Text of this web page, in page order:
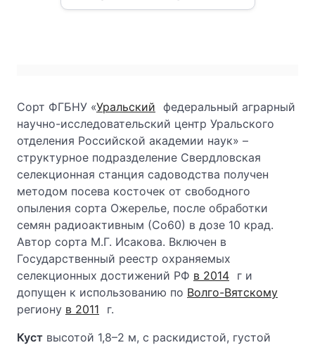
Сорт ФГБНУ «Уральский федеральный аграрный
научно-исследовательский центр Уральского
отделения Российской академии наук» –
структурное подразделение Свердловская
селекционная станция садоводства получен
методом посева косточек от свободного
опыления сорта Ожерелье, после обработки
семян радиоактивным (Со60) в дозе 10 крад.
Автор сорта М.Г. Исакова. Включен в
Государственный реестр охраняемых
селекционных достижений РФ в 2014 г и
допущен к использованию по Волго-Вятскому
региону в 2011
г.
Куст высотой 1,8–2 м, с раскидистой, густой